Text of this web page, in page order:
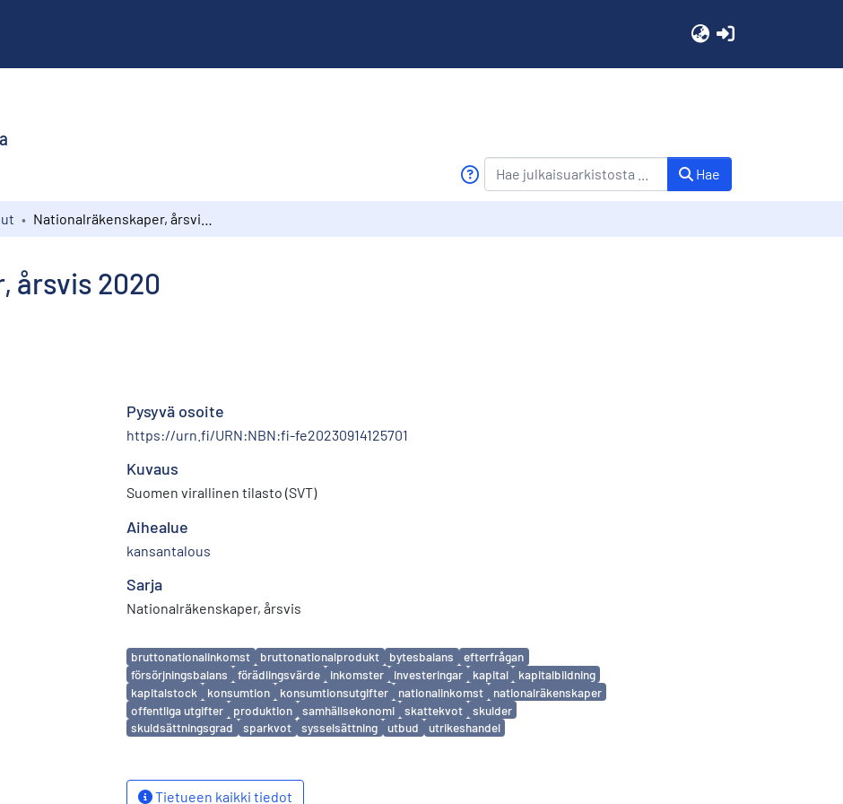
Hae
årsvis 2020
Pysyvä osoite
https://urn.fi/URN:NBN:fi-fe20230914125701
Kuvaus
Suomen virallinen tilasto (SVT)
Aihealue
kansantalous
Sarja
Nationalräkenskaper, årsvis
Avainsanat
bruttonationalinkomst bruttonationalprodukt bytesbalans
efterfrågan
försörjningsbalans
förädlingsvärde inkomster investeringar kapital
kapitalbildning
kapitalstock
konsumtion konsumtionsutgifter nationalinkomst
nationalräkenskaper
offentliga utgifter
produktion samhällsekonomi skattekvot
skulder
skuldsättningsgrad
sparkvot sysselsättning utbud utrikeshandel
Tietueen kaikki tiedot